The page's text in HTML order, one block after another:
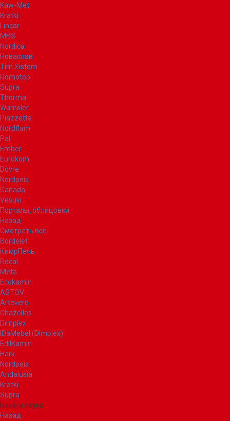
Kaw-Met
Kratki
Lincar
MBS
Nordica
Новаслав
Tim Sistem
Romotop
Supra
Thorma
Wamsler
Piazzetta
Nordflam
Pal
Ember
Eurokom
Dovre
Nordpeis
Canada
Vesuvi
Порталы, облицовки
Назад
Смотреть все
Bordelet
КимрПечь
Rocal
Meta
Ecokamin
ASTOV
Artevero
Chazelles
Dimplex
IDaMebel (Dimplex)
EdilKamin
Hark
Nordpeis
Andalusia
Kratki
Supra
Баня и сауна
Назад